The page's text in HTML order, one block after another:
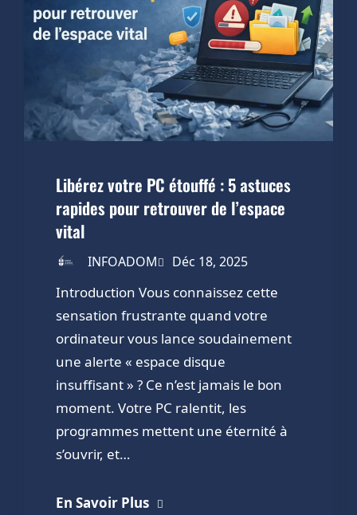
Libérez votre PC étouffé : 5 astuces
rapides pour retrouver de l’espace
vital
INFOADOM Déc 18, 2025
Introduction Vous connaissez cette
sensation frustrante quand votre
ordinateur vous lance soudainement
une alerte « espace disque
insuffisant » ? Ce n’est jamais le bon
moment. Votre PC ralentit, les
programmes mettent une éternité à
s’ouvrir, et…
En Savoir Plus